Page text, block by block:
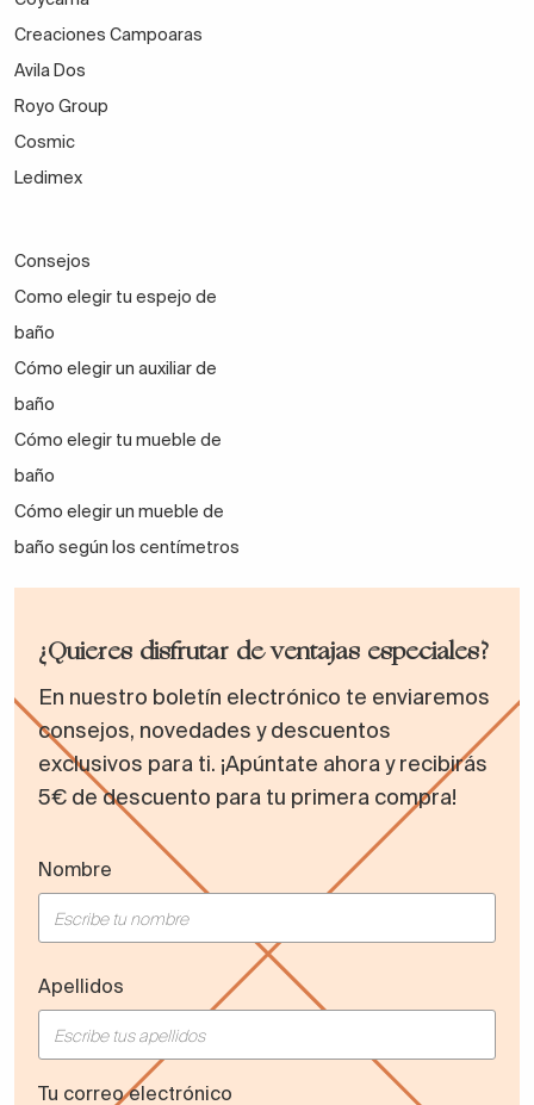
Creaciones Campoaras
Avila Dos
Royo Group
Cosmic
Ledimex
Consejos
Como elegir tu espejo de
baño
Cómo elegir un auxiliar de
baño
Cómo elegir tu mueble de
baño
Cómo elegir un mueble de
baño según los centímetros
¿Quieres disfrutar de ventajas especiales?
En nuestro boletín electrónico te enviaremos
consejos, novedades y descuentos
exclusivos para ti. ¡Apúntate ahora y recibirás
5€ de descuento para tu primera compra!
Nombre
Apellidos
Tu correo electrónico